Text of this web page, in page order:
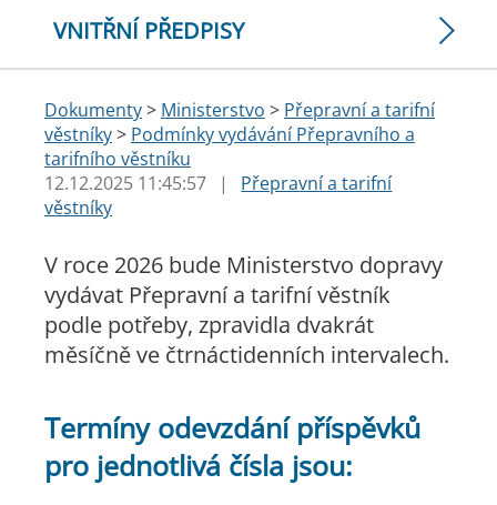
VNITŘNÍ PŘEDPISY
Dokumenty> Ministerstvo > Přepravní a tarifní
věstníky> Podmínky vydávání Přepravního a
tarifního věstníku
12.12.2025 11:45:57
|
Přepravní a tarifní
věstníky
V roce 2026 bude Ministerstvo dopravy
vydávat Přepravní a tarifní věstník
podle potřeby, zpravidla dvakrát
měsíčně ve čtrnáctidenních intervalech.
Termíny odevzdání příspěvků
pro jednotlivá čísla jsou: